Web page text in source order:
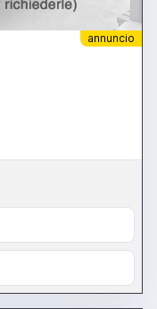
annuncio